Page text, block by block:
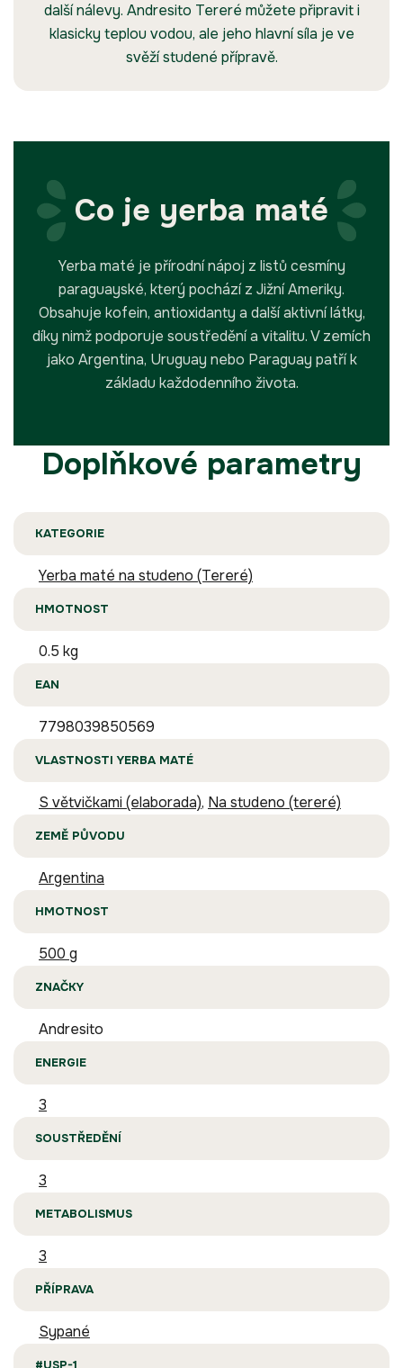
další nálevy. Andresito Tereré můžete připravit i
klasicky teplou vodou, ale jeho hlavní síla je ve
svěží studené přípravě.
Co je yerba maté
Yerba maté je přírodní nápoj z listů cesmíny
paraguayské, který pochází z Jižní Ameriky.
Obsahuje kofein, antioxidanty a další aktivní látky,
díky nimž podporuje soustředění a vitalitu. V zemích
jako Argentina, Uruguay nebo Paraguay patří k
základu každodenního života.
Doplňkové parametry
KATEGORIE
Yerba maté na studeno (Tereré)
HMOTNOST
0.5 kg
EAN
7798039850569
VLASTNOSTI YERBA MATÉ
S větvičkami (elaborada), Na studeno (tereré)
ZEMĚ PŮVODU
Argentina
HMOTNOST
500 g
ZNAČKY
Andresito
ENERGIE
3
SOUSTŘEDĚNÍ
3
METABOLISMUS
3
PŘÍPRAVA
Sypané